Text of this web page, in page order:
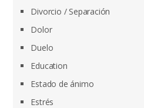
Divorcio / Separación
Dolor
Duelo
Education
Estado de ánimo
Estrés